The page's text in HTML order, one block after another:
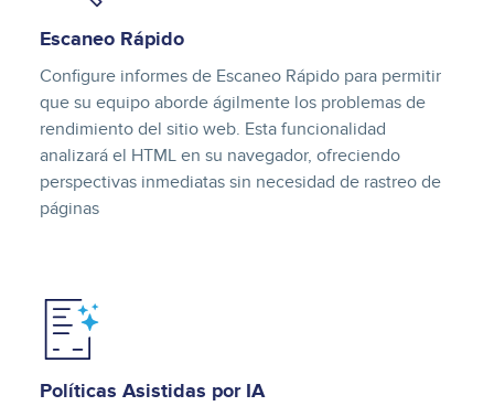
Escaneo Rápido
Configure informes de Escaneo Rápido para permitir
que su equipo aborde ágilmente los problemas de
rendimiento del sitio web. Esta funcionalidad
analizará el HTML en su navegador, ofreciendo
perspectivas inmediatas sin necesidad de rastreo de
páginas
Image
Políticas Asistidas por IA